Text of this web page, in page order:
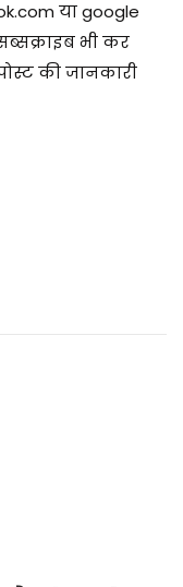
या google
भी कर
की जानकारी